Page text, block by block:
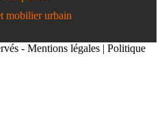
mobilier urbain
- Mentions légales | Politique